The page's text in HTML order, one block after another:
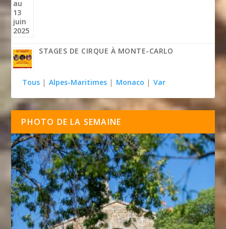
STAGES DE CIRQUE À MONTE-CARLO
Tous | Alpes-Maritimes | Monaco | Var
PHOTO DE LA SEMAINE